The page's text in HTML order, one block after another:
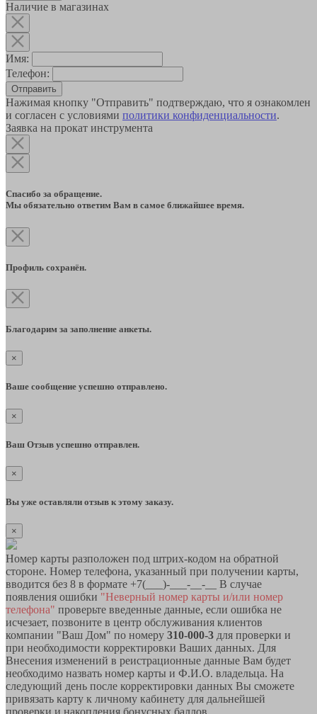
Наличие в магазинах
Имя:
Телефон:
Отправить
Нажимая кнопку "Отправить" подтверждаю, что я ознакомлен
и согласен с условиями политики конфиденциальности.
Заявка на прокат инструмента
Спасибо за обращение.
Мы обязательно ответим Вам в самое ближайшее время.
Профиль сохранён.
Благодарим за заполнение анкеты.
×
Ваше сообщение успешно отправлено.
×
Ваш Отзыв успешно отправлен.
×
Вы уже оставляли отзыв к этому заказу.
×
Номер карты разположен под штрих-кодом на обратной
стороне. Номер телефона, указанный при получении карты,
вводится без 8 в формате +7(___)-___-__-__ В случае
появления ошибки "Неверный номер карты и/или номер
телефона" проверьте введенные данные, если ошибка не
исчезает, позвоните в центр обслуживания клиентов
компании "Ваш Дом" по номеру 310-000-3 для проверки и
при необходимости корректировки Ваших данных. Для
Внесения изменений в реистрационные данные Вам будет
необходимо назвать номер карты и Ф.И.О. владельца. На
следующий день после корректировки данных Вы сможете
привязать карту к личному кабинету для дальнейшей